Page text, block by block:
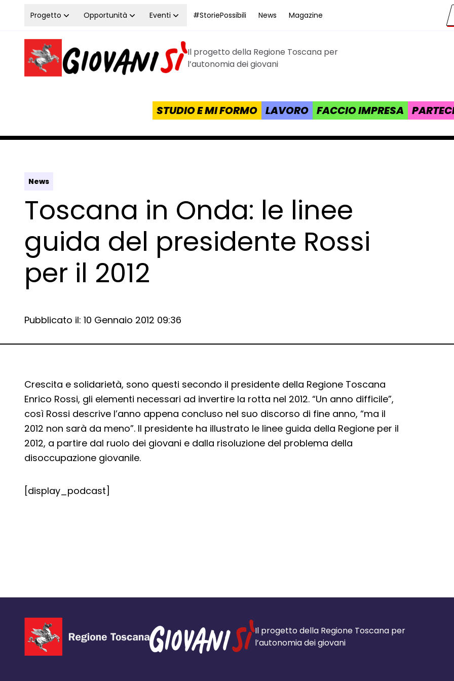
Vai al contenuto
Progetto Opportunità Eventi #StoriePossibili News Magazine
Homepage Giovanisì - Progetto della Regione Toscana
Il progetto della Regione Toscana per
l’autonomia dei giovani
STUDIO E MI FORMO LAVORO FACCIO IMPRESA
News
Toscana in Onda: le linee
guida del presidente Rossi
per il 2012
Data e ora:
Pubblicato il: 10 Gennaio 2012 09:36
Dettagli articolo
Crescita e solidarietà, sono questi secondo il presidente della Regione Toscana
Enrico Rossi, gli elementi necessari ad invertire la rotta nel 2012. “Un anno difficile”,
così Rossi descrive l’anno appena concluso nel suo discorso di fine anno, “ma il
2012 non sarà da meno”. Il presidente ha illustrato le linee guida della Regione per il
2012, a partire dal ruolo dei giovani e dalla risoluzione del problema della
disoccupazione giovanile.
[display_podcast]
Il progetto della Regione Toscana per
l’autonomia dei giovani